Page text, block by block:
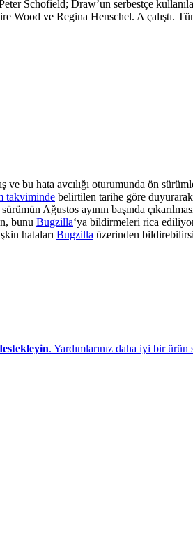
Schofield; Draw’un serbestçe
Wood ve Regina Henschel. A çalıştı.
bu hata avcılığı oturumunda ön
takviminde belirtilen tarihe göre
Ağustos ayının başında
bunu Bugzilla‘ya bildirmeleri rica
hataları Bugzilla üzerinden
. Yardımlarınız daha iyi bir ürün